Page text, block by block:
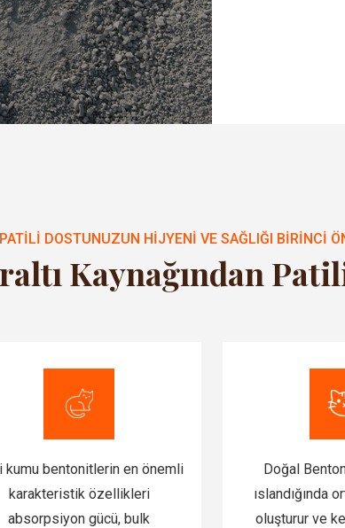
PATILI DOSTUNUZUN HIJYENI VE SAĞLIĞI BIRINCI
Kaynağından
kumu bentonitlerin en önemli
karakteristik özellikleri
absorpsiyon gücü, bulk
Doğal
ıslandığında
oluşturur ve